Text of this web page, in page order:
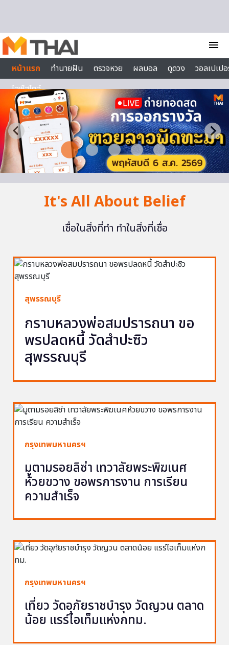
menu
หน้าแรก
ทำนายฝัน ตรวจหวย ผลบอล ดูดวง
วอลเปเป
ไลฟ์สไตล์
It's All About Belief
เชื่อในสิ่งที่ทำ ทำในสิ่งที่เชื่อ
สุพรรณบุรี
กราบหลวงพ่อสมปรารถนา ขอ
พรปลดหนี้ วัดสำปะซิว
สุพรรณบุรี
กรุงเทพมหานครฯ
มูตามรอยลิซ่า เทวาลัยพระพิฆเนศ
ห้วยขวาง ขอพรการงาน การเรียน
ความสำเร็จ
กรุงเทพมหานครฯ
เที่ยว วัดอุภัยราชบำรุง วัดญวน ตลาด
น้อย แรร์ไอเท็มแห่งกทม.